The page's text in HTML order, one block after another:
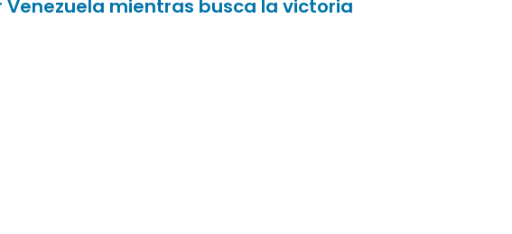
mientras busca la victoria